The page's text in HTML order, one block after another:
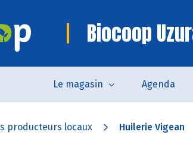
Biocoop
Le magasin Agenda
producteurs locaux Huilerie Vigean